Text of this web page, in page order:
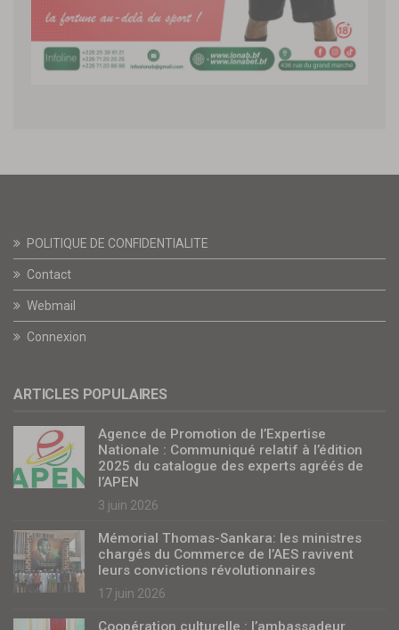
POLITIQUE DE CONFIDENTIALITE
Contact
Webmail
Connexion
ARTICLES POPULAIRES
Agence de Promotion de l’Expertise
Nationale : Communiqué relatif à l’édition
2025 du catalogue des experts agréés de
l’APEN
3 juin 2026
Mémorial Thomas-Sankara: les ministres
chargés du Commerce de l’AES ravivent
leurs convictions révolutionnaires
17 juin 2026
Coopération culturelle : l’ambassadeur